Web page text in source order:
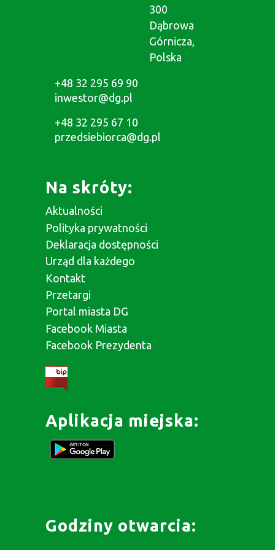
300
Dąbrowa
Górnicza,
Polska
+48 32 295 69 90
inwestor@dg.pl
+48 32 295 67 10
przedsiebiorca@dg.pl
Na skróty:
Aktualności
Polityka prywatności
Deklaracja dostępności
Urząd dla każdego
Kontakt
Przetargi
Portal miasta DG
Facebook Miasta
Facebook Prezydenta
Aplikacja miejska:
Godziny otwarcia: